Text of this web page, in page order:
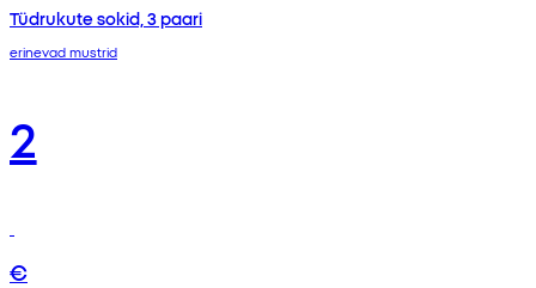
Tüdrukute sokid, 3 paari
erinevad mustrid
2
€